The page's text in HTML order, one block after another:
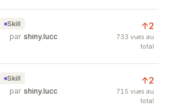
Skill
create skill
创作搭档。用户有零散的想法/观点，通过深度采
par shiny.lucc
↑2
733 vues au
total
Skill
alchemy skill
语言炼金术。把内容/观点炼成比喻、双关、新词
par shiny.lucc
↑2
715 vues au
total